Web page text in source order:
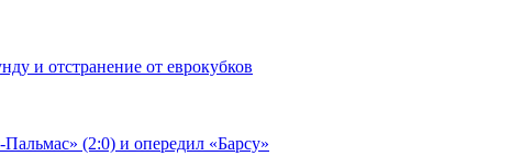
и отстранение от еврокубков
(2:0) и опередил «Барсу»